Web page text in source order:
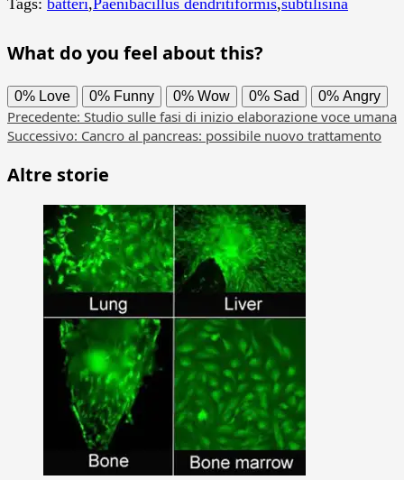
Tags: batteri,Paenibacillus dendritiformis,subtilisina
What do you feel about this?
0% Love 0% Funny 0% Wow 0% Sad 0% Angry
Navigazione
articolo
Precedente: Studio sulle fasi di inizio elaborazione voce umana
Successivo: Cancro al pancreas: possibile nuovo trattamento
Altre storie